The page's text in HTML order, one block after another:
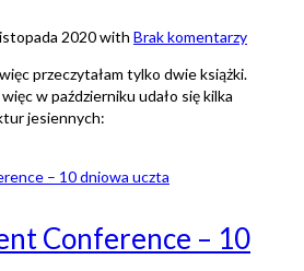
2020with Brak komentarzy
przeczytałam tylko dwie książki.
w październiku udało się kilka
jesiennych:
Conference – 10